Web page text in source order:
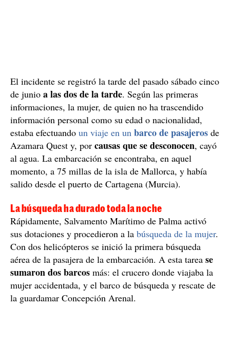
El incidente se registró la tarde del pasado sábado cinco
de junio a las dos de la tarde. Según las primeras
informaciones, la mujer, de quien no ha trascendido
información personal como su edad o nacionalidad,
estaba efectuando un viaje en un barco de pasajeros de
Azamara Quest y, por causas que se desconocen, cayó
al agua. La embarcación se encontraba, en aquel
momento, a 75 millas de la isla de Mallorca, y había
salido desde el puerto de Cartagena (Murcia).
La búsqueda ha durado toda la noche
Rápidamente, Salvamento Marítimo de Palma activó
sus dotaciones y procedieron a la búsqueda de la mujer.
Con dos helicópteros se inició la primera búsqueda
aérea de la pasajera de la embarcación. A esta tarea se
sumaron dos barcos más: el crucero donde viajaba la
mujer accidentada, y el barco de búsqueda y rescate de
la guardamar Concepción Arenal.